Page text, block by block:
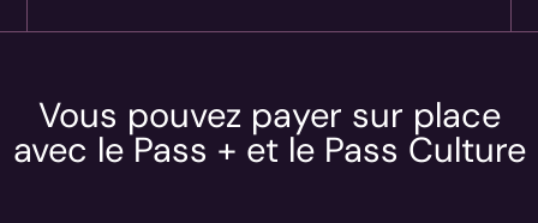
Vous pouvez payer sur place
avec le Pass + et le Pass Culture